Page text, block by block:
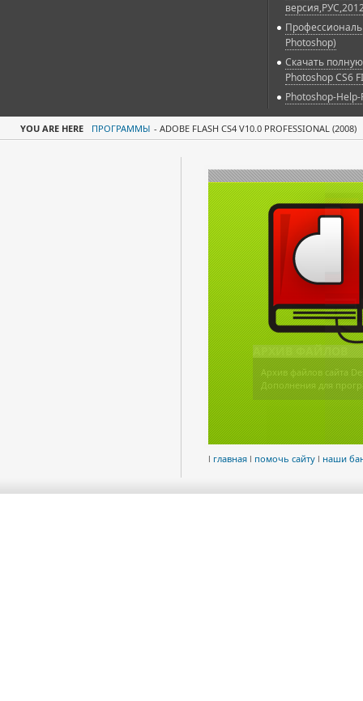
Photoshop)
Скачать
Photoshop CS6
Photoshop-Help-
YOU ARE HERE ПРОГРАММЫ - ADOBE FLASH CS4 V10.0 PROFESSIONAL (2008)
АРХИВ ФАЙЛОВ
Архив файлов сайта
Дополнения для
l главная l помочь сайту l наши